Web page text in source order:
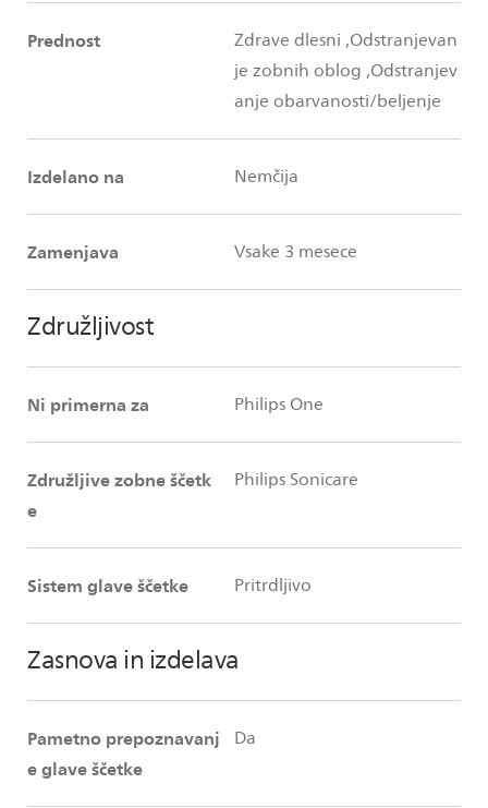
Prednost
Zdrave dlesni ,Odstranjevan
je zobnih oblog ,Odstranjev
anje obarvanosti/beljenje
Izdelano na Nemčija
Zamenjava Vsake 3 mesece
Združljivost
Ni primerna za Philips One
Združljive zobne ščetk
e
Philips Sonicare
Sistem glave ščetke Pritrdljivo
Zasnova in izdelava
Pametno prepoznavanj
e glave ščetke
Da